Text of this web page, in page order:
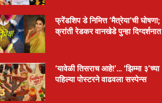
फ्रेंडशिप डे निमित्त ‘मैत्रेया’ची घोषणा;
क्रांती रेडकर वानखेडे पुन्हा दिग्दर्शनात
‘यावेळी तिसराच आहे!’… ‘झिम्मा ३’च्या
पहिल्या पोस्टरने वाढवला सस्पेन्स